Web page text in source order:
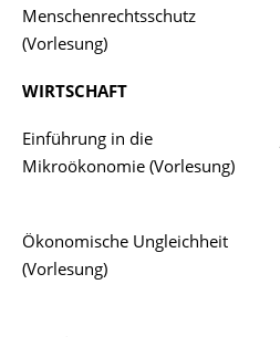
Menschenrechtsschutz
(Vorlesung)
WIRTSCHAFT
Einführung in die
Mikroökonomie (Vorlesung)
Ökonomische Ungleichheit
(Vorlesung)